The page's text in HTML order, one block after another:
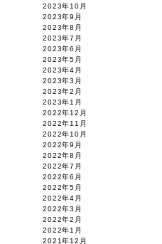
2023年10月
2023年9月
2023年8月
2023年7月
2023年6月
2023年5月
2023年4月
2023年3月
2023年2月
2023年1月
2022年12月
2022年11月
2022年10月
2022年9月
2022年8月
2022年7月
2022年6月
2022年5月
2022年4月
2022年3月
2022年2月
2022年1月
2021年12月